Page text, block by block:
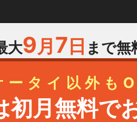
大9月 7 日 まで無
ータイ以外も
初月無料で